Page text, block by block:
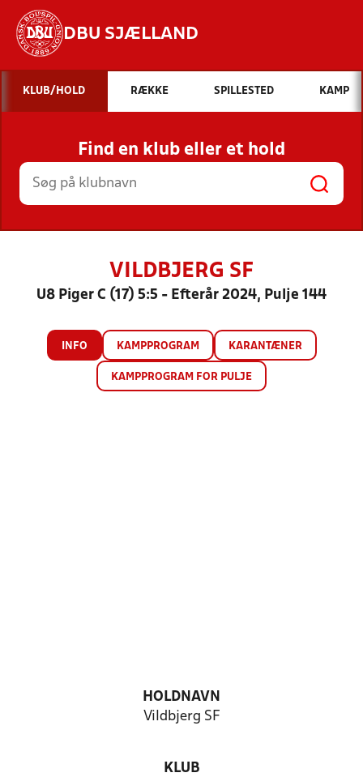
DBU SJÆLLAND
Hvad vil du søge efter?
INDHOLD OG NYHEDER
STILLINGER, RESULTATER, KLUBBER OG
HOLD
KLUB/HOLD RÆKKE SPILLESTED KAMP
Find en klub eller et hold
VILDBJERG SF
U8 Piger C (17) 5:5 - Efterår 2024, Pulje 144
INFO KAMPPROGRAM KARANTÆNER
KAMPPROGRAM FOR PULJE
HOLDNAVN
Vildbjerg SF
KLUB